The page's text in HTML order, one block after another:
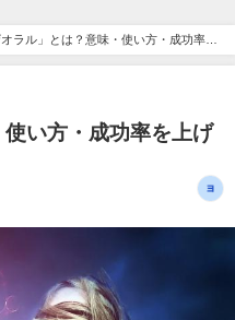
オラル」とは？意味・使い方・成功率を
使い方・成功率を上げ